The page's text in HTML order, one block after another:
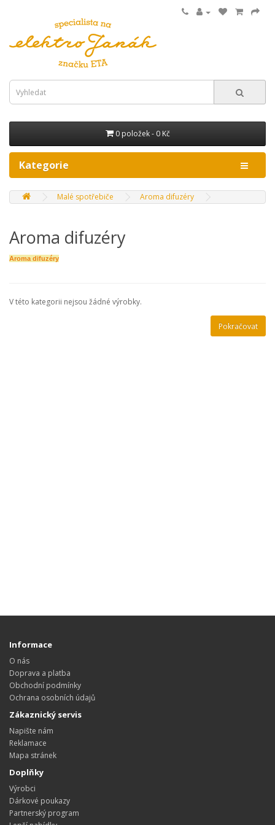
0 položek - 0 Kč
Kategorie
Malé spotřebiče Aroma difuzéry
Aroma difuzéry
Aroma difuzéry
V této kategorii nejsou žádné výrobky.
Pokračovat
Informace
O nás
Doprava a platba
Obchodní podmínky
Ochrana osobních údajů
Zákaznický servis
Napište nám
Reklamace
Mapa stránek
Doplňky
Výrobci
Dárkové poukazy
Partnerský program